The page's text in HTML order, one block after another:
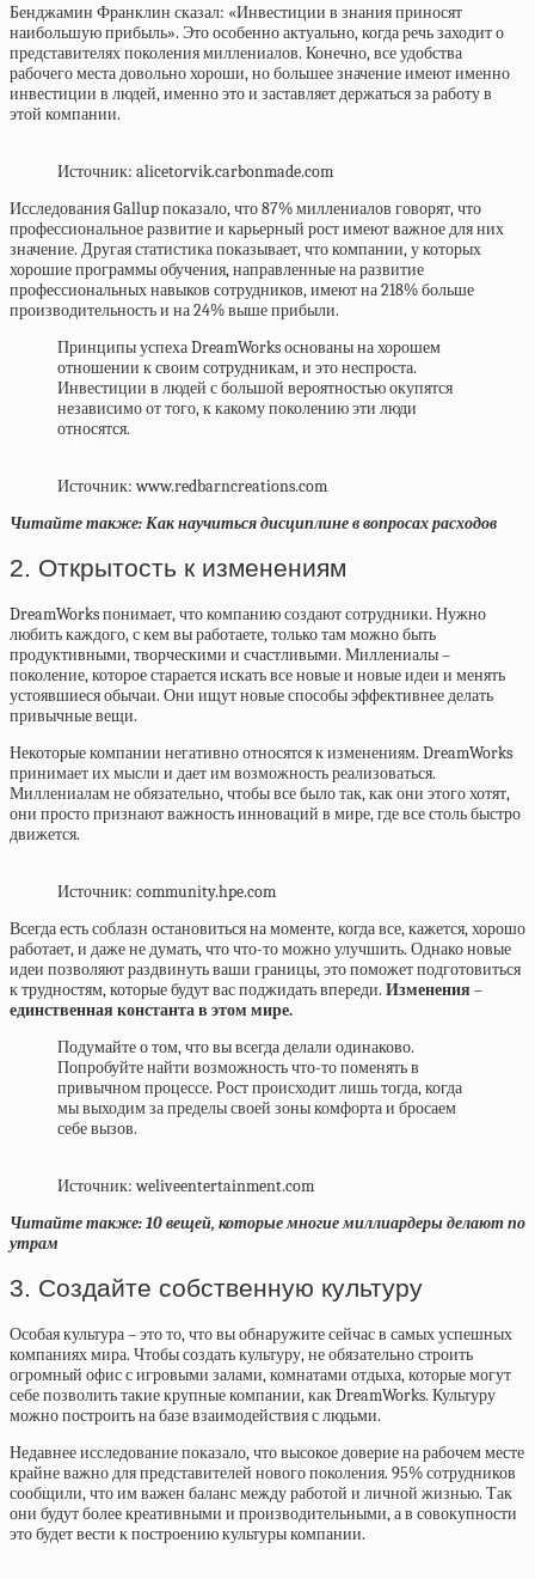
Бенджамин Франклин сказал: «Инвестиции в знания приносят
наибольшую прибыль». Это особенно актуально, когда речь заходит о
представителях поколения миллениалов. Конечно, все удобства
рабочего места довольно хороши, но большее значение имеют именно
инвестиции в людей, именно это и заставляет держаться за работу в
этой компании.
Источник: alicetorvik.carbonmade.com
Исследования Gallup показало, что 87% миллениалов говорят, что
профессиональное развитие и карьерный рост имеют важное для них
значение. Другая статистика показывает, что компании, у которых
хорошие программы обучения, направленные на развитие
профессиональных навыков сотрудников, имеют на 218% больше
производительность и на 24% выше прибыли.
Принципы успеха DreamWorks основаны на хорошем
отношении к своим сотрудникам, и это неспроста.
Инвестиции в людей с большой вероятностью окупятся
независимо от того, к какому поколению эти люди
относятся.
Источник: www.redbarncreations.com
Читайте также: Как научиться дисциплине в вопросах расходов
2. Открытость к изменениям
DreamWorks понимает, что компанию создают сотрудники. Нужно
любить каждого, с кем вы работаете, только там можно быть
продуктивными, творческими и счастливыми. Миллениалы –
поколение, которое старается искать все новые и новые идеи и менять
устоявшиеся обычаи. Они ищут новые способы эффективнее делать
привычные вещи.
Некоторые компании негативно относятся к изменениям. DreamWorks
принимает их мысли и дает им возможность реализоваться.
Миллениалам не обязательно, чтобы все было так, как они этого хотят,
они просто признают важность инноваций в мире, где все столь быстро
движется.
Источник: community.hpe.com
Всегда есть соблазн остановиться на моменте, когда все, кажется, хорошо
работает, и даже не думать, что что-то можно улучшить. Однако новые
идеи позволяют раздвинуть ваши границы, это поможет подготовиться
к трудностям, которые будут вас поджидать впереди. Изменения –
единственная константа в этом мире.
Подумайте о том, что вы всегда делали одинаково.
Попробуйте найти возможность что-то поменять в
привычном процессе. Рост происходит лишь тогда, когда
мы выходим за пределы своей зоны комфорта и бросаем
себе вызов.
Источник: weliveentertainment.com
Читайте также: 10 вещей, которые многие миллиардеры делают по
утрам
3. Создайте собственную культуру
Особая культура – это то, что вы обнаружите сейчас в самых успешных
компаниях мира. Чтобы создать культуру, не обязательно строить
огромный офис с игровыми залами, комнатами отдыха, которые могут
себе позволить такие крупные компании, как DreamWorks. Культуру
можно построить на базе взаимодействия с людьми.
Недавнее исследование показало, что высокое доверие на рабочем месте
крайне важно для представителей нового поколения. 95% сотрудников
сообщили, что им важен баланс между работой и личной жизнью. Так
они будут более креативными и производительными, а в совокупности
это будет вести к построению культуры компании.